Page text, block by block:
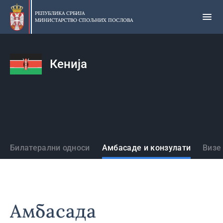
Прескочи
главни
део
РЕПУБЛИКА СРБИЈА
МИНИСТАРСТВО СПОЉНИХ ПОСЛОВА
Кенија
Државе
Билатерални односи Амбасаде и конзулати
Амбасада